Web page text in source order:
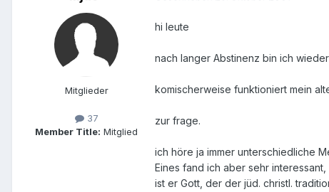
Mitglieder
37
Member Title: Mitglied
hi leute
nach langer Abstinenz bin ich
komischerweise funktioniert mein
zur frage.
ich höre ja immer unterschiedliche
Eines fand ich aber sehr
ist er Gott, der der jüd. christl.